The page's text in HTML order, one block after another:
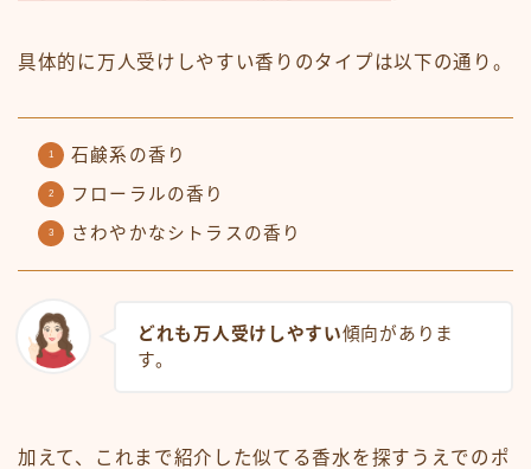
具体的に万人受けしやすい香りのタイプは以下の通り。
石鹸系の香り
フローラルの香り
さわやかなシトラスの香り
どれも万人受けしやすい傾向がありま
す。
加えて、これまで紹介した似てる香水を探すうえでのポ